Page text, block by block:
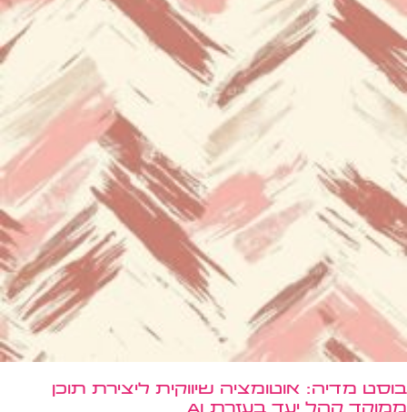
בוסט מדיה: אוטומציה שיווקית ליצירת תוכן